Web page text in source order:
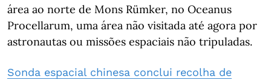
área ao norte de Mons Rümker, no Oceanus
Procellarum, uma área não visitada até agora por
astronautas ou missões espaciais não tripuladas.
Sonda espacial chinesa conclui recolha de